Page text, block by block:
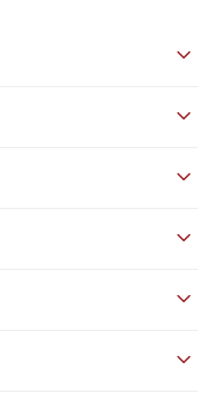
và cửa mỏng chịu áp lực
kháng khuẩn, chống
được tuổi thọ trong 10-15